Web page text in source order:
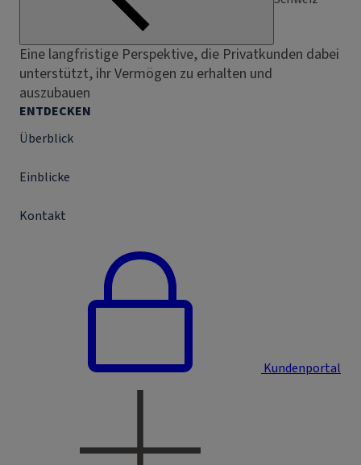
Eine langfristige Perspektive, die Privatkunden dabei
unterstützt, ihr Vermögen zu erhalten und
auszubauen
ENTDECKEN
Überblick
Einblicke
Kontakt
Kundenportal